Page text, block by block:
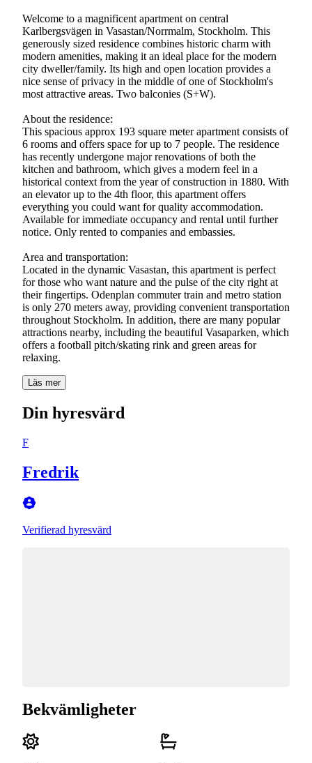
Welcome to a magnificent apartment on central
Karlbergsvägen in Vasastan/Norrmalm, Stockholm. This
generously sized residence combines historic charm with
modern amenities, making it an ideal place for the modern
city dweller/family. Its high and open location provides a
nice sense of privacy in the middle of one of Stockholm's
most attractive areas. Two balconies (S+W).
About the residence:
This spacious approx 193 square meter apartment consists of
6 rooms and offers space for up to 7 people. The residence
has recently undergone major renovations of both the
kitchen and bathroom, which gives a modern feel in a
historical context from the year of construction in 1880. With
an elevator up to the 4th floor, this apartment offers
everything you could want for quality accommodation.
Available for immediate occupancy and rental until further
notice. Only rented to companies and embassies.
Area and transportation:
Located in the dynamic Vasastan, this apartment is perfect
for those who want nature and the pulse of the city right at
their fingertips. Odenplan commuter train and metro station
is only 270 meters away, providing convenient transportation
throughout Stockholm. In addition, there are many popular
attractions nearby, including the beautiful Vasaparken, which
offers a football pitch/skating rink and green areas for
relaxing.
Läs mer
Din hyresvärd
F
Fredrik
Verifierad hyresvärd
Bekvämligheter